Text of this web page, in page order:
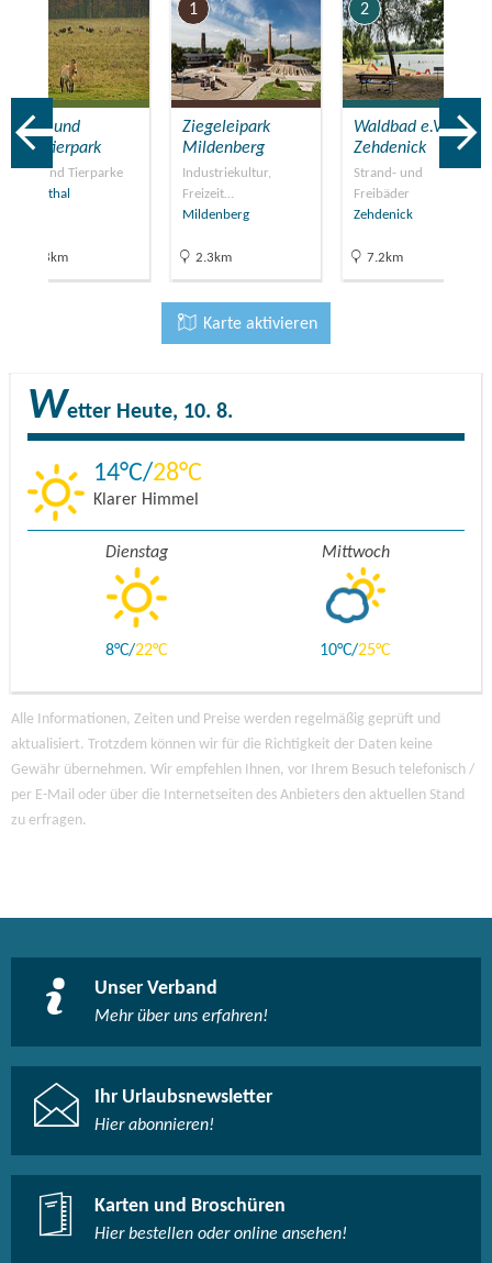
Wild- und
Haustierpark
Zoos und Tierparke
Liebenthal
20.8km
1
Ziegeleipark
Mildenberg
Industriekultur,
Freizeit…
Mildenberg
2.3km
2
Waldbad e.V.
Zehdenick
Strand- und
Freibäder
Zehdenick
7.2km
Karte aktivieren
Wetter Heute, 10. 8.
14 28
Klarer Himmel
Dienstag
8 22
Mittwoch
10 25
Alle Informationen, Zeiten und Preise werden regelmäßig geprüft und
aktualisiert. Trotzdem können wir für die Richtigkeit der Daten keine
Gewähr übernehmen. Wir empfehlen Ihnen, vor Ihrem Besuch telefonisch /
per E-Mail oder über die Internetseiten des Anbieters den aktuellen Stand
zu erfragen.
Unser Verband
Mehr über uns erfahren!
Ihr Urlaubsnewsletter
Hier abonnieren!
Karten und Broschüren
Hier bestellen oder online ansehen!